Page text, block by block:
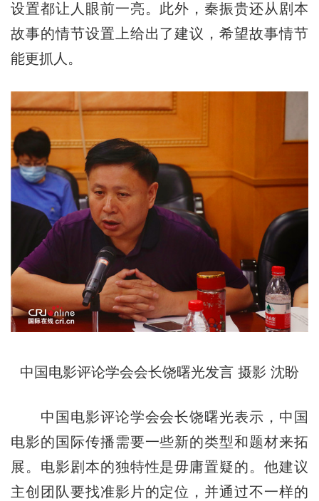
设置都让人眼前一亮。此外，秦振贵还从剧本
故事的情节设置上给出了建议，希望故事情节
能更抓人。
中国电影评论学会会长饶曙光发言 摄影 沈盼
中国电影评论学会会长饶曙光表示，中国
电影的国际传播需要一些新的类型和题材来拓
展。电影剧本的独特性是毋庸置疑的。他建议
主创团队要找准影片的定位，并通过不一样的